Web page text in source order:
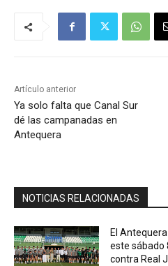
Artículo anterior
Ya solo falta que Canal Sur
dé las campanadas en
Antequera
NOTICIAS RELACIONADAS
El
este sábado
contra Real